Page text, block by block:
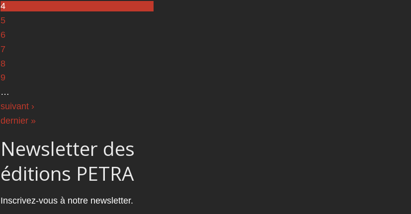
4
5
6
7
8
9
…
suivant ›
dernier »
Newsletter des
éditions PETRA
Inscrivez-vous à notre newsletter.